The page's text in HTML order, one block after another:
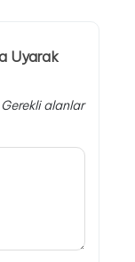
Uyarak
Gerekli alanlar